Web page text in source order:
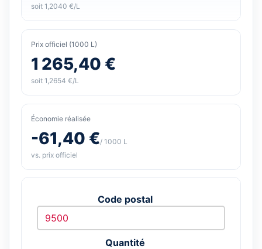
soit 1,2040 €/L
Prix officiel (1000 L)
1 265,40 €
soit 1,2654 €/L
Économie réalisée
-61,40 €/ 1000 L
vs. prix officiel
Code postal
Quantité